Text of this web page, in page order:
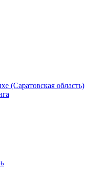
(Саратовская область)